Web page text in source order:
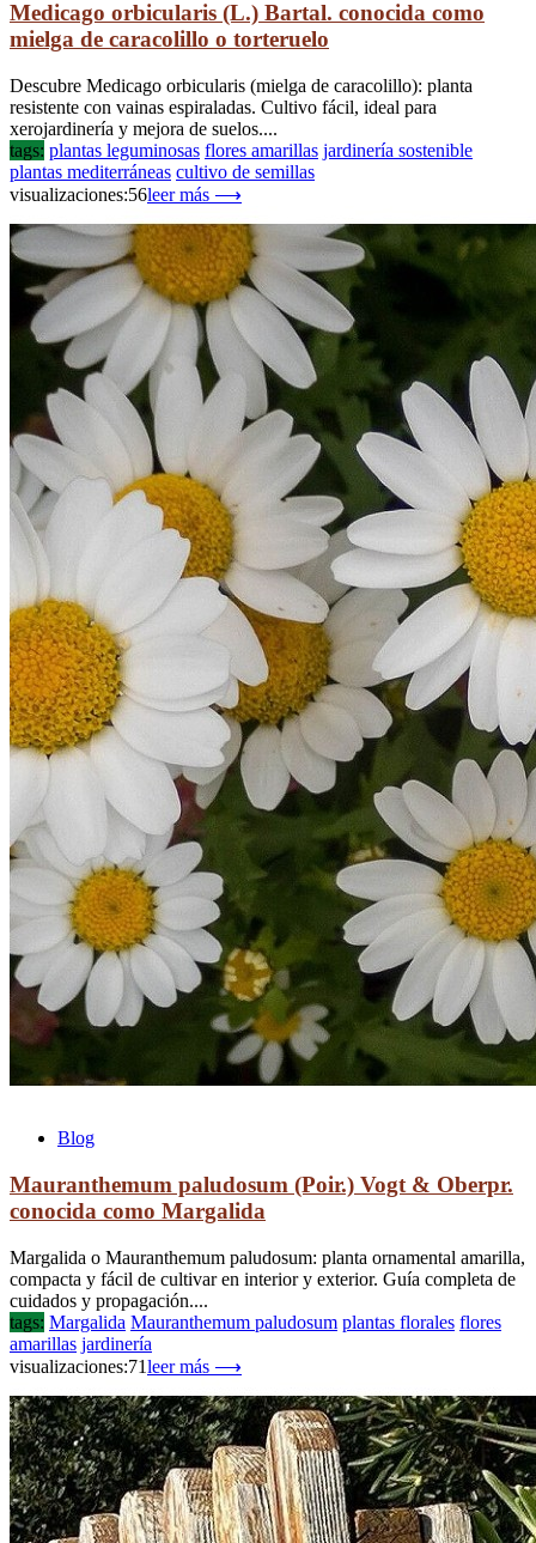
Medicago orbicularis (L.) Bartal. conocida como
mielga de caracolillo o torteruelo
Descubre Medicago orbicularis (mielga de caracolillo): planta
resistente con vainas espiraladas. Cultivo fácil, ideal para
xerojardinería y mejora de suelos....
tags: plantas leguminosas flores amarillas jardinería sostenible
plantas mediterráneas cultivo de semillas
visualizaciones:56leer más ⟶
Blog
Mauranthemum paludosum (Poir.) Vogt & Oberpr.
conocida como Margalida
Margalida o Mauranthemum paludosum: planta ornamental amarilla,
compacta y fácil de cultivar en interior y exterior. Guía completa de
cuidados y propagación....
tags: Margalida Mauranthemum paludosum plantas florales flores
amarillas jardinería
visualizaciones:71leer más ⟶